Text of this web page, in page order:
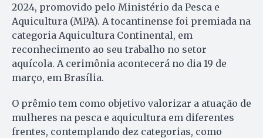
2024, promovido pelo Ministério da Pesca e
Aquicultura (MPA). A tocantinense foi premiada na
categoria Aquicultura Continental, em
reconhecimento ao seu trabalho no setor
aquícola. A cerimônia acontecerá no dia 19 de
março, em Brasília.
O prêmio tem como objetivo valorizar a atuação de
mulheres na pesca e aquicultura em diferentes
frentes, contemplando dez categorias, como